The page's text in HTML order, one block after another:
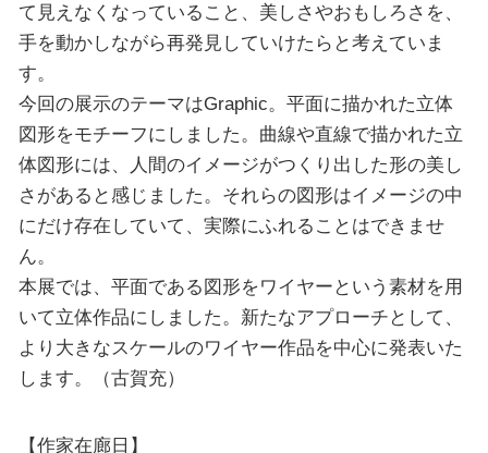
て見えなくなっていること、美しさやおもしろさを、
手を動かしながら再発見していけたらと考えていま
す。
今回の展示のテーマはGraphic。平面に描かれた立体
図形をモチーフにしました。曲線や直線で描かれた立
体図形には、人間のイメージがつくり出した形の美し
さがあると感じました。それらの図形はイメージの中
にだけ存在していて、実際にふれることはできませ
ん。
本展では、平面である図形をワイヤーという素材を用
いて立体作品にしました。新たなアプローチとして、
より大きなスケールのワイヤー作品を中心に発表いた
します。（古賀充）
【作家在廊日】